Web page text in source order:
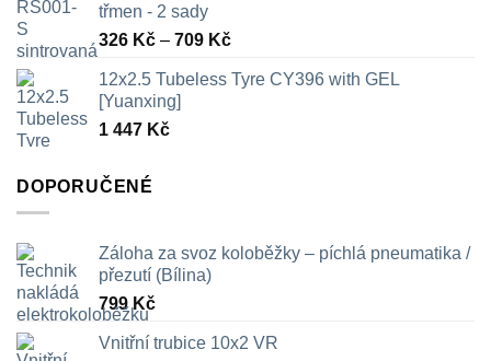
třmen - 2 sady
326 Kč – 709 KčRozpětí
326 Kč
12x2.5 Tubeless Tyre CY396 with GEL
[Yuanxing]
1 447 Kč
DOPORUČENÉ
Záloha za svoz koloběžky – píchlá pneumatika /
přezutí (Bílina)
799Kč
Vnitřní trubice 10x2 VR